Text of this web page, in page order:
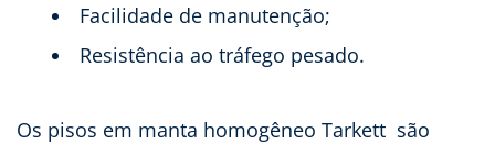
Facilidade de manutenção;
Resistência ao tráfego pesado.
Os pisos em manta homogêneo Tarkett são